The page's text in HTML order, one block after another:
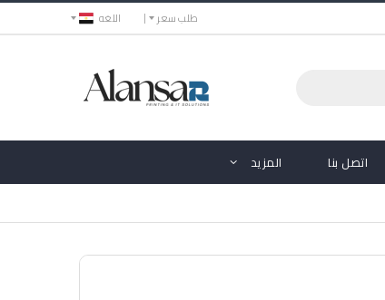
اللغه طلب سعر
اتصل بنا المزيد